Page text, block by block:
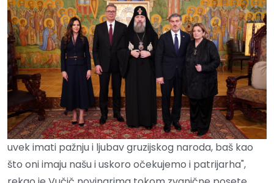
uvek imati pažnju i ljubav gruzijskog naroda, baš kao
što oni imaju našu i uskoro očekujemo i patrijarha",